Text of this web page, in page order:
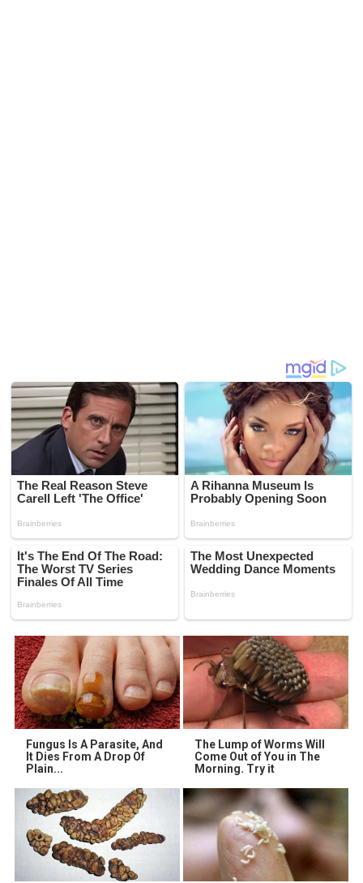
Fungus Is A Parasite, And
It Dies From A Drop Of
Plain...
The Lump of Worms Will
Come Out of You in The
Morning. Try it